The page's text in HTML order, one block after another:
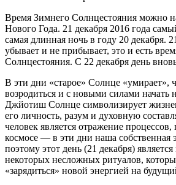
Время Зимнего Солнцестояния можно
Нового Года. 21 декабря 2016 года
самая длинная ночь в году 20 декабря.
убывает и не прибывает, это и есть
Солнцестояния. С 22 декабря день
В эти дни «старое» Солнце «умирает»,
возродиться и с новыми силами
Джйотиш Солнце символизирует
его личность, разум и духовную
человек является отражение
космосе — в эти дни наша собственная
поэтому этот день (21 декабря)
некоторых несложных ритуалов,
«зарядиться» новой энергией на